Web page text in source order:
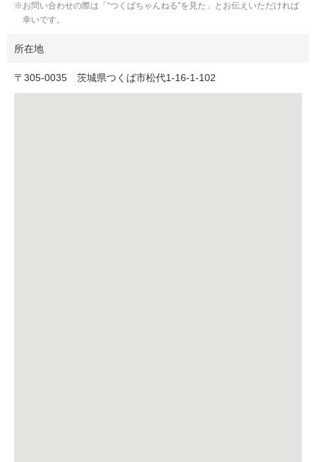
お問い合わせの際は「“つくばちゃんねる”を見た」とお伝えいただければ
幸いです。
所在地
〒 305-0035 茨城県つくば市松代1-16-1-102